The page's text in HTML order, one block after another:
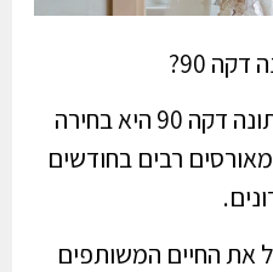
90?
קיום חתונה בקונספט חתונה דקה 90 היא בחירה
רבים בחודשים
את החיים המשותפים